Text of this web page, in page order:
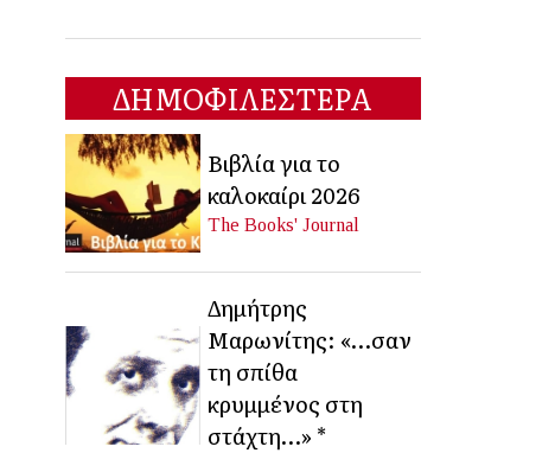
ΔΗΜΟΦΙΛΕΣΤΕΡΑ
Βιβλία για το
καλοκαίρι 2026
The Books' Journal
Δημήτρης
Μαρωνίτης: «…σαν
τη σπίθα
κρυμμένος στη
στάχτη…» *